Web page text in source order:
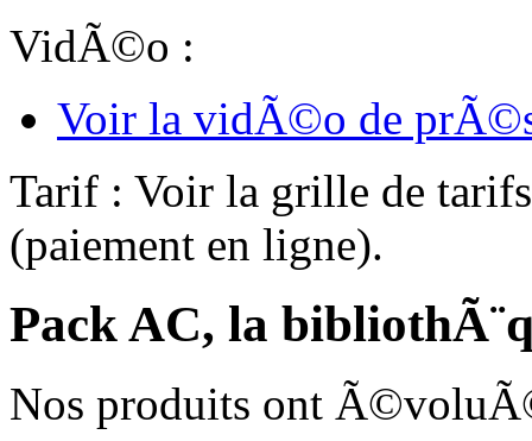
VidÃ©o :
Voir la vidÃ©o de
Tarif : Voir la grille de
(paiement en ligne).
Pack AC, la
Nos produits ont